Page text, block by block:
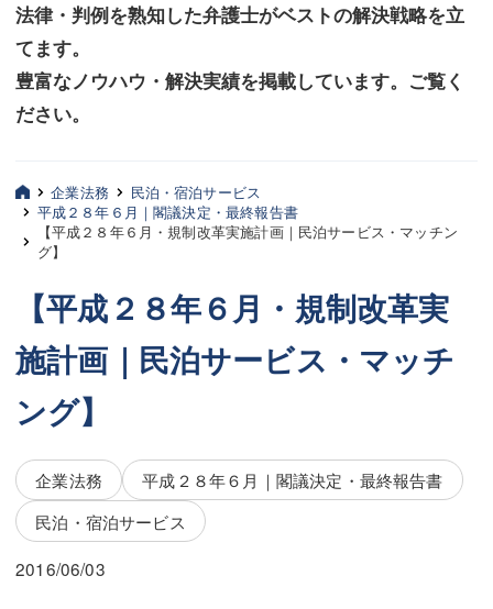
お客様へ
みずほ中央の特長・実質編
みずほ中央の特長・形式編
三平 聡史
酒井 博之
坂本 陽一
桶川 聡
三平 隆史
吉元 優仁
小川 祐
弁護士費用
法律・判例を熟知した弁護士がベストの解決戦略を立
てます。
豊富なノウハウ・解決実績を掲載しています。ご覧く
ださい。
お客様へ
みずほ中央の特長・実質編
みずほ中央の特長・形式編
三平 聡史
酒井 博之
坂本 陽一
桶川 聡
三平 隆史
吉元 優仁
弁護士費用
不動産
企業法務
民泊・宿泊サービス
平成２８年６月｜閣議決定・最終報告書
【平成２８年６月・規制改革実施計画｜民泊サービス・マッチン
グ】
【平成２８年６月・規制改革実
施計画｜民泊サービス・マッチ
ング】
企業法務
平成２８年６月｜閣議決定・最終報告書
民泊・宿泊サービス
2016/06/03